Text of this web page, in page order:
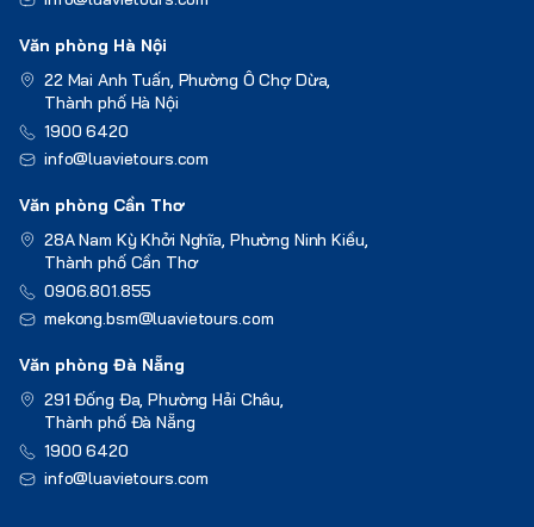
Văn phòng Hà Nội
22 Mai Anh Tuấn, Phường Ô Chợ Dừa,
Thành phố Hà Nội
1900 6420
info@luavietours.com
Văn phòng Cần Thơ
28A Nam Kỳ Khởi Nghĩa, Phường Ninh Kiều,
Thành phố Cần Thơ
0906.801.855
mekong.bsm@luavietours.com
Văn phòng Đà Nẵng
291 Đống Đa, Phường Hải Châu,
Thành phố Đà Nẵng
1900 6420
info@luavietours.com